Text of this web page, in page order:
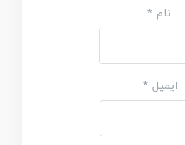
نام *
ایمیل *